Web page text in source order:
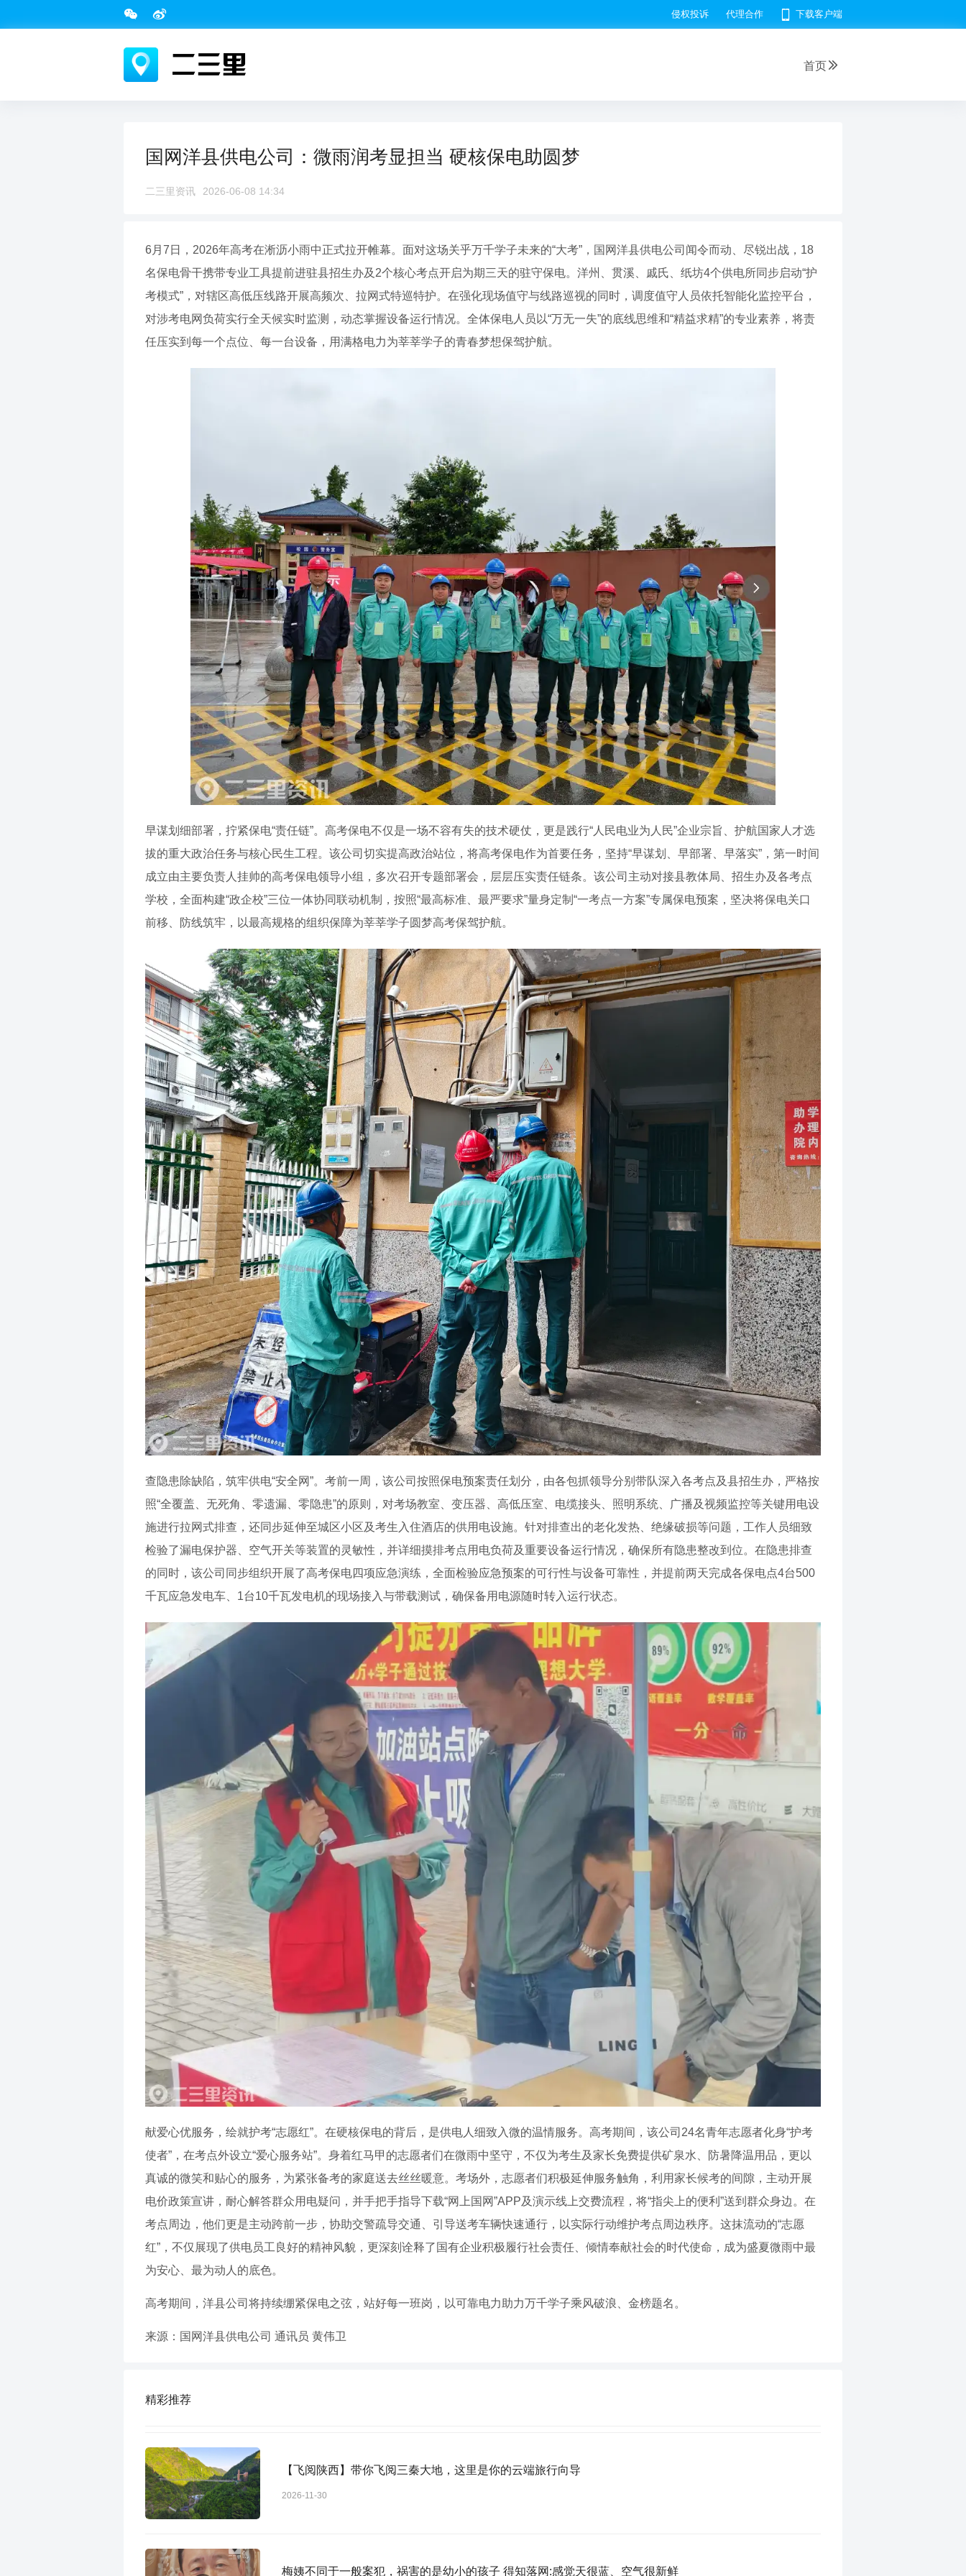
侵权投诉 代理合作 下载客户端
首页
国网洋县供电公司：微雨润考显担当 硬核保电助圆梦
二三里资讯 2026-06-08 14:34
6月7日，2026年高考在淅沥小雨中正式拉开帷幕。面对这场关乎万千学子未来的“大考”，国网洋县供电公司闻令而动、尽锐出战，18
名保电骨干携带专业工具提前进驻县招生办及2个核心考点开启为期三天的驻守保电。洋州、贯溪、戚氏、纸坊4个供电所同步启动“护
考模式”，对辖区高低压线路开展高频次、拉网式特巡特护。在强化现场值守与线路巡视的同时，调度值守人员依托智能化监控平台，
对涉考电网负荷实行全天候实时监测，动态掌握设备运行情况。全体保电人员以“万无一失”的底线思维和“精益求精”的专业素养，将责
任压实到每一个点位、每一台设备，用满格电力为莘莘学子的青春梦想保驾护航。
早谋划细部署，拧紧保电“责任链”。高考保电不仅是一场不容有失的技术硬仗，更是践行“人民电业为人民”企业宗旨、护航国家人才选
拔的重大政治任务与核心民生工程。该公司切实提高政治站位，将高考保电作为首要任务，坚持“早谋划、早部署、早落实”，第一时间
成立由主要负责人挂帅的高考保电领导小组，多次召开专题部署会，层层压实责任链条。该公司主动对接县教体局、招生办及各考点
学校，全面构建“政企校”三位一体协同联动机制，按照“最高标准、最严要求”量身定制“一考点一方案”专属保电预案，坚决将保电关口
前移、防线筑牢，以最高规格的组织保障为莘莘学子圆梦高考保驾护航。
查隐患除缺陷，筑牢供电“安全网”。考前一周，该公司按照保电预案责任划分，由各包抓领导分别带队深入各考点及县招生办，严格按
照“全覆盖、无死角、零遗漏、零隐患”的原则，对考场教室、变压器、高低压室、电缆接头、照明系统、广播及视频监控等关键用电设
施进行拉网式排查，还同步延伸至城区小区及考生入住酒店的供用电设施。针对排查出的老化发热、绝缘破损等问题，工作人员细致
检验了漏电保护器、空气开关等装置的灵敏性，并详细摸排考点用电负荷及重要设备运行情况，确保所有隐患整改到位。在隐患排查
的同时，该公司同步组织开展了高考保电四项应急演练，全面检验应急预案的可行性与设备可靠性，并提前两天完成各保电点4台500
千瓦应急发电车、1台10千瓦发电机的现场接入与带载测试，确保备用电源随时转入运行状态。
献爱心优服务，绘就护考“志愿红”。在硬核保电的背后，是供电人细致入微的温情服务。高考期间，该公司24名青年志愿者化身“护考
使者”，在考点外设立“爱心服务站”。身着红马甲的志愿者们在微雨中坚守，不仅为考生及家长免费提供矿泉水、防暑降温用品，更以
真诚的微笑和贴心的服务，为紧张备考的家庭送去丝丝暖意。考场外，志愿者们积极延伸服务触角，利用家长候考的间隙，主动开展
电价政策宣讲，耐心解答群众用电疑问，并手把手指导下载“网上国网”APP及演示线上交费流程，将“指尖上的便利”送到群众身边。在
考点周边，他们更是主动跨前一步，协助交警疏导交通、引导送考车辆快速通行，以实际行动维护考点周边秩序。这抹流动的“志愿
红”，不仅展现了供电员工良好的精神风貌，更深刻诠释了国有企业积极履行社会责任、倾情奉献社会的时代使命，成为盛夏微雨中最
为安心、最为动人的底色。
高考期间，洋县公司将持续绷紧保电之弦，站好每一班岗，以可靠电力助力万千学子乘风破浪、金榜题名。
来源：国网洋县供电公司 通讯员 黄伟卫
精彩推荐
【飞阅陕西】带你飞阅三秦大地，这里是你的云端旅行向导
2026-11-30
梅姨不同于一般案犯，祸害的是幼小的孩子 得知落网:感觉天很蓝、空气很新鲜